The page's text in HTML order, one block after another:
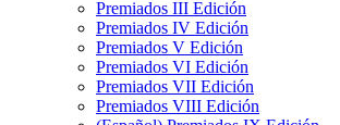
Premiados III Edición
Premiados IV Edición
Premiados V Edición
Premiados VI Edición
Premiados VII Edición
Premiados VIII Edición